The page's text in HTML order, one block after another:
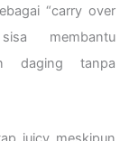
“carry over
membantu
daging tanpa